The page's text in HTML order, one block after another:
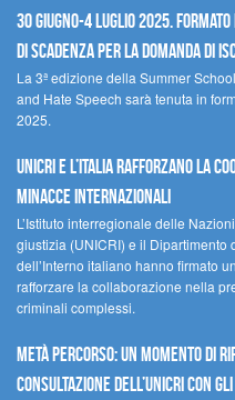
30 giugno-4 luglio 2025.
di scadenza per la domanda di
La 3ª edizione della Summer
and Hate Speech sarà tenuta in
2025.
UNICRI e l’Italia rafforzano la
minacce internazionali
L’Istituto interregionale delle
giustizia (UNICRI) e il
dell’Interno italiano hanno firmato
rafforzare la collaborazione nella
criminali complessi.
Metà percorso: un momento di
Consultazione dell’UNICRI con